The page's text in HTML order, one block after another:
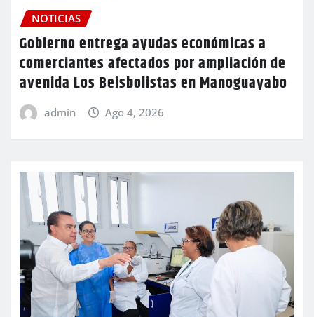
NOTICIAS
Gobierno entrega ayudas económicas a
comerciantes afectados por ampliación de
avenida Los Beisbolistas en Manoguayabo
admin Ago 4, 2026